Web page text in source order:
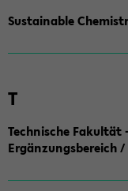
Sustainable
T
Technische
Ergänzungsbereich